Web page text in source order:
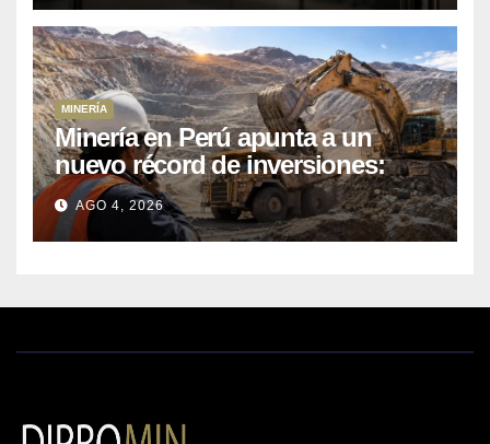
MINERÍA
Minería en Perú apunta a un
nuevo récord de inversiones:
crecen los petitorios y el FMI
insta a destrabar proyectos
AGO 4, 2026